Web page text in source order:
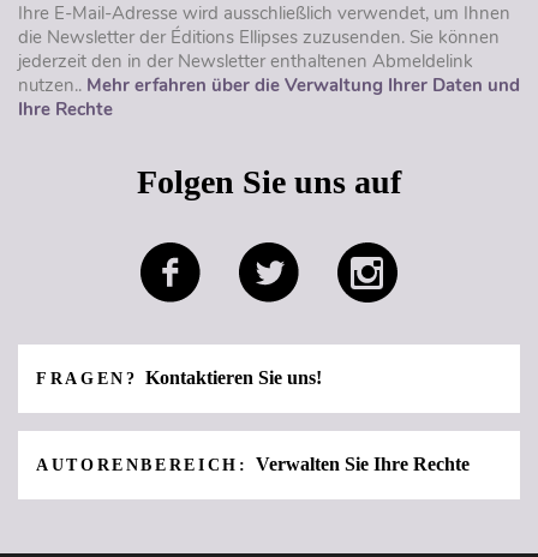
Ihre E-Mail-Adresse wird ausschließlich verwendet, um Ihnen
die Newsletter der Éditions Ellipses zuzusenden. Sie können
jederzeit den in der Newsletter enthaltenen Abmeldelink
nutzen.. Mehr erfahren über die Verwaltung Ihrer Daten und
Ihre Rechte
Folgen Sie uns auf
FRAGEN?Kontaktieren Sie uns!
AUTORENBEREICH: Verwalten Sie Ihre Rechte